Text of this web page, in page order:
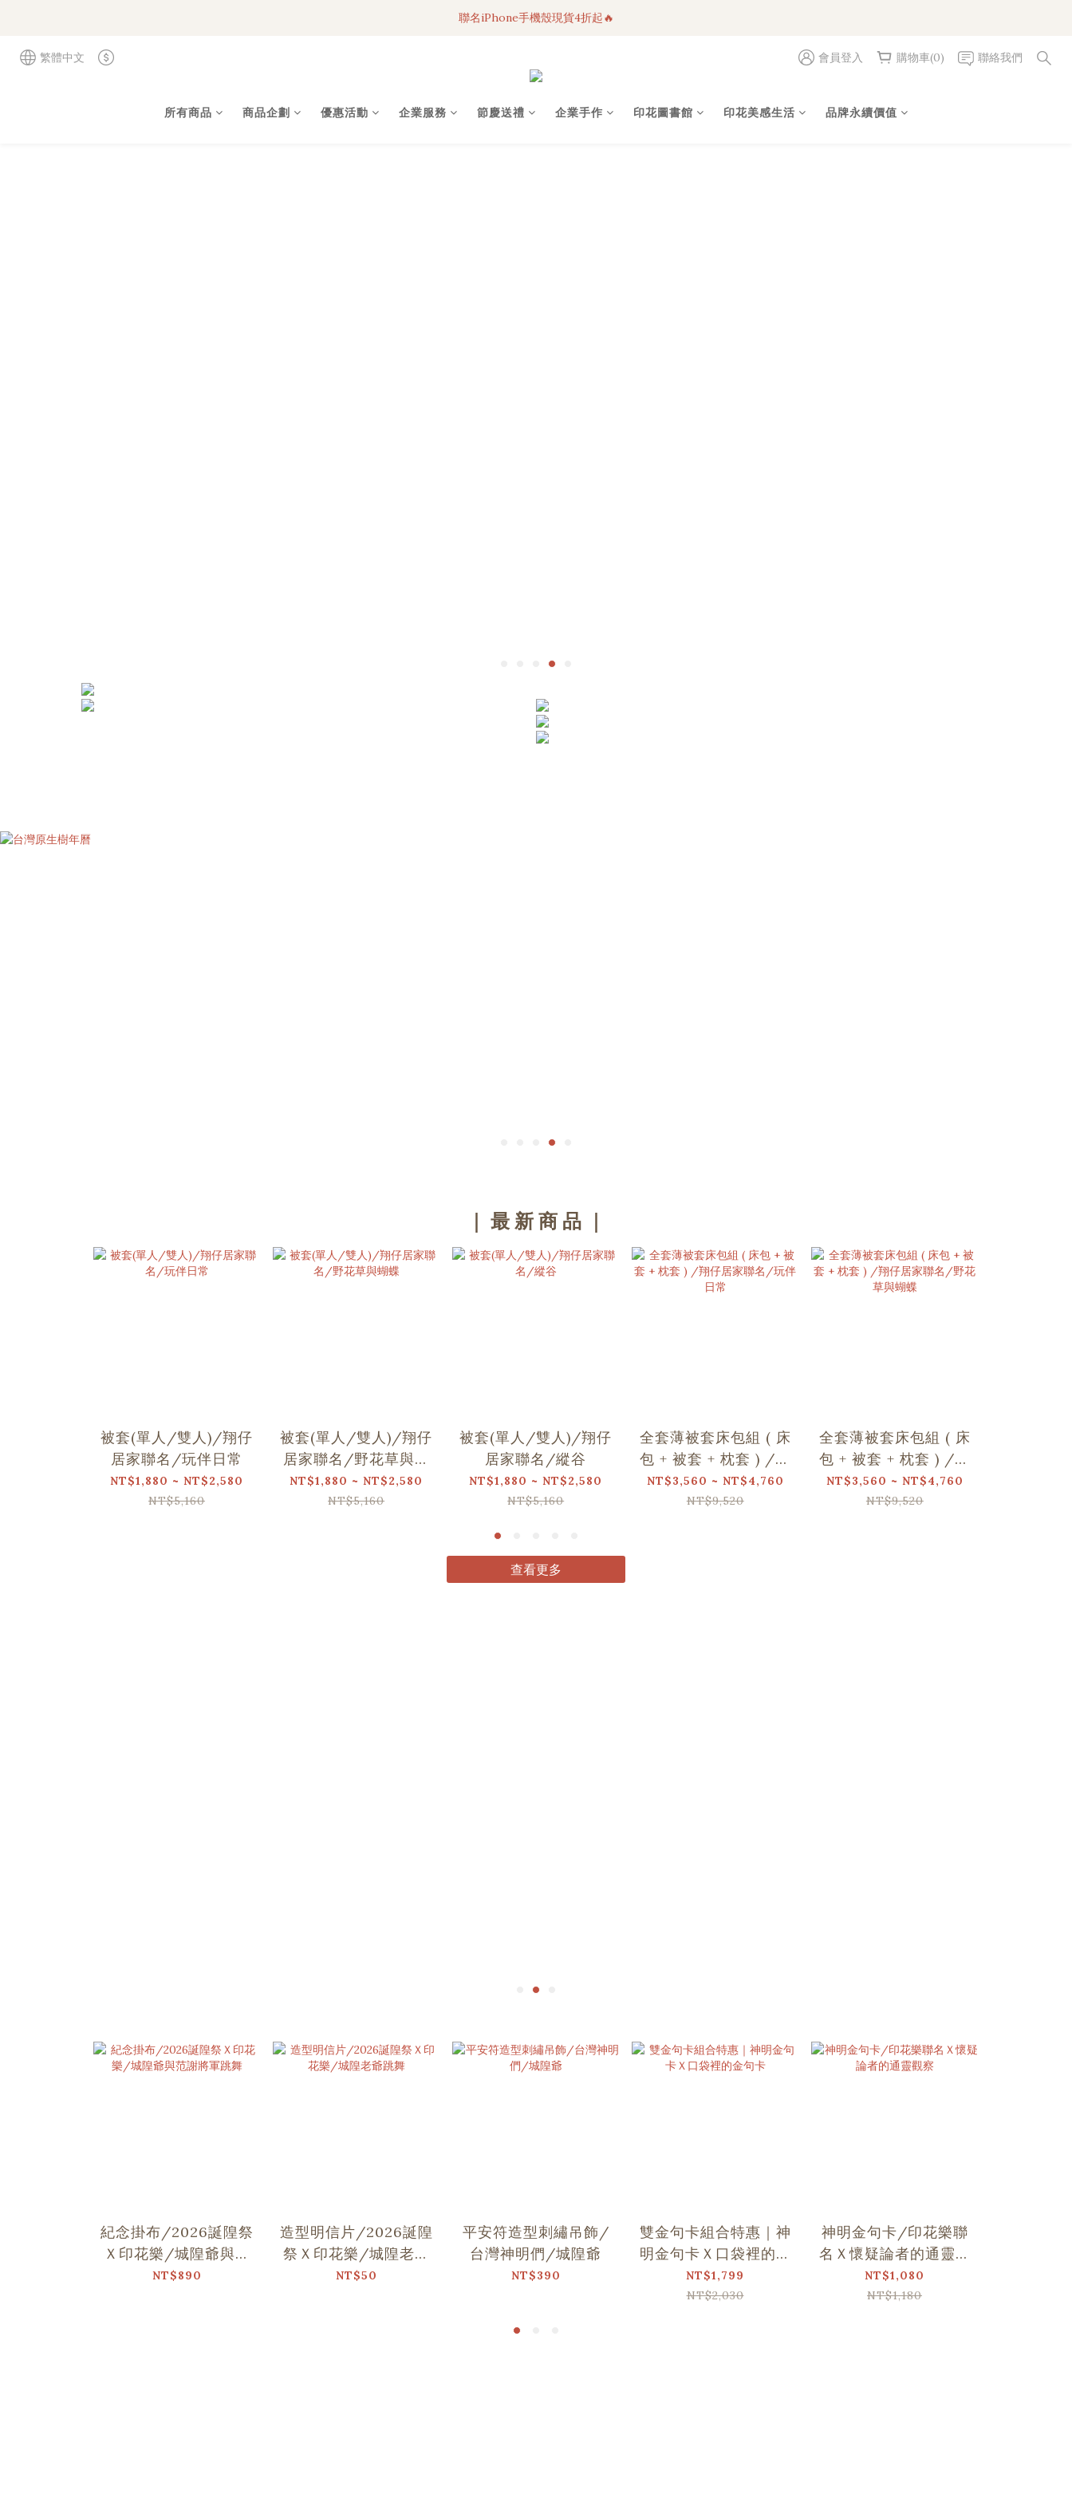
3C科技好物｜任選2件95折！
聯名iPhone手機殼現貨4折起🔥
繁體中文 會員登入 購物車(0) 聯絡我們
所有商品 商品企劃 優惠活動 企業服務 節慶送禮 企業手作 印花圖書館 印花美感生活 品牌永續價值
｜ 最 新 商 品 ｜
被套(單人/雙人)/翔仔
居家聯名/玩伴日常
NT$1,880 ~ NT$2,580
NT$5,160
被套(單人/雙人)/翔仔
居家聯名/野花草與蝴
蝶
NT$1,880 ~ NT$2,580
NT$5,160
被套(單人/雙人)/翔仔
居家聯名/縱谷
NT$1,880 ~ NT$2,580
NT$5,160
全套薄被套床包組 ( 床
包 + 被套 + 枕套 ) /翔
仔居家聯名/玩伴日常
NT$3,560 ~ NT$4,760
NT$9,520
全套薄被套床包組 ( 床
包 + 被套 + 枕套 ) /翔
仔居家聯名/野花草與
蝴蝶
NT$3,560 ~ NT$4,760
NT$9,520
查看更多
紀念掛布/2026誕隍祭
Ｘ印花樂/城隍爺與范
謝將軍跳舞
NT$890
造型明信片/2026誕隍
祭Ｘ印花樂/城隍老爺
跳舞
NT$50
平安符造型刺繡吊飾/
台灣神明們/城隍爺
NT$390
雙金句卡組合特惠｜神
明金句卡Ｘ口袋裡的金
句卡
NT$1,799
NT$2,030
神明金句卡/印花樂聯
名Ｘ懷疑論者的通靈觀
察
NT$1,080
NT$1,180